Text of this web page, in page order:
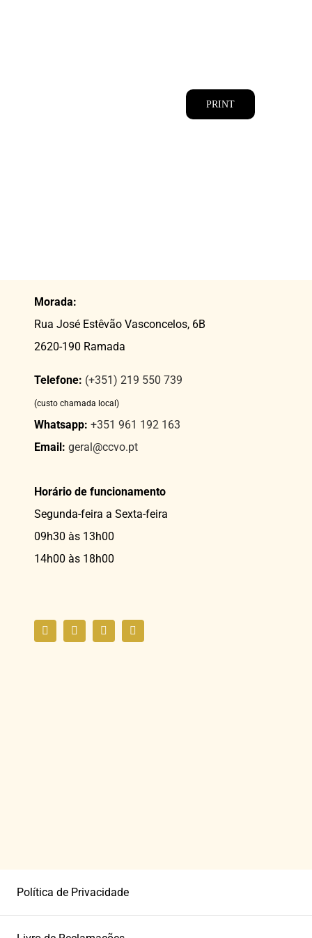
PRINT
Política de Privacidade
Morada:
Rua José Estêvão Vasconcelos, 6B
2620-190 Ramada
Telefone: (+351) 219 550 739
(custo chamada local)
Whatsapp: +351 961 192 163
Email: geral@ccvo.pt
Horário de funcionamento
Segunda-feira a Sexta-feira
09h30 às 13h00
14h00 às 18h00